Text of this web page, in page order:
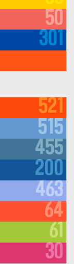
50
301
521
515
455
200
463
64
61
30